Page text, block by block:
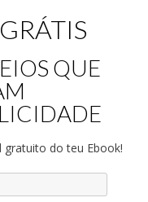
QUE
gratuito do teu Ebook!